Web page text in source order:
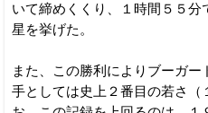
いて締めくくり、１時間５５分
星を挙げた。
また、この勝利によりブーガ
手としては史上２番目の若さ（